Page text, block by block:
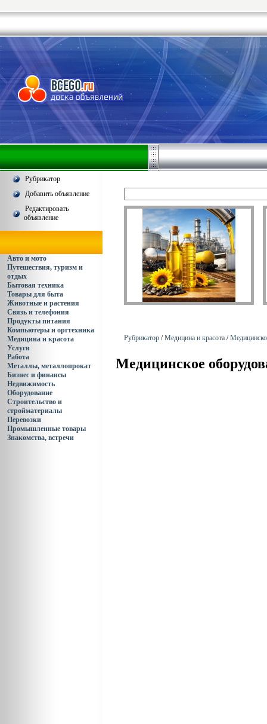
Рубрикатор
Добавить объявление
Редактировать
объявление
Авто и мото
Путешествия, туризм и
отдых
Бытовая техника
Товары для быта
Животные и растения
Связь и телефония
Продукты питания
Компьютеры и оргтехника
Медицина и красота
Услуги
Работа
Металлы, металлопрокат
Бизнес и финансы
Недвижимость
Оборудование
Строительство и
стройматериалы
Перевозки
Промышленные товары
Знакомства, встречи
Рубрикатор /Медицина и красота /
Медицинское